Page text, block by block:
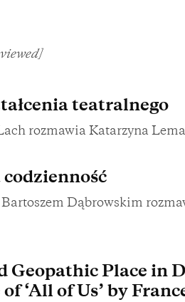
teatralnego
rozmawia Katarzyna
codzienność
Dąbrowskim
Geopathic Place in
‘All of Us’ by